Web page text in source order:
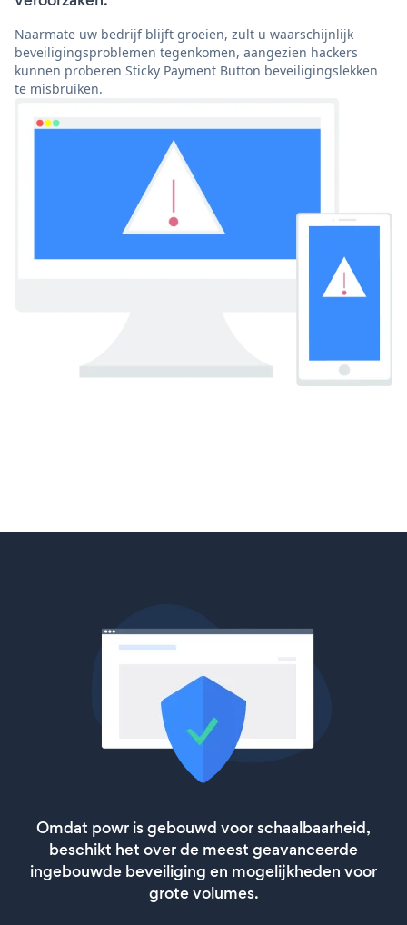
Naarmate uw bedrijf blijft groeien, zult u waarschijnlijk
beveiligingsproblemen tegenkomen, aangezien hackers
kunnen proberen Sticky Payment Button beveiligingslekken
te misbruiken.
Omdat powr is gebouwd voor schaalbaarheid,
beschikt het over de meest geavanceerde
ingebouwde beveiliging en mogelijkheden voor
grote volumes.